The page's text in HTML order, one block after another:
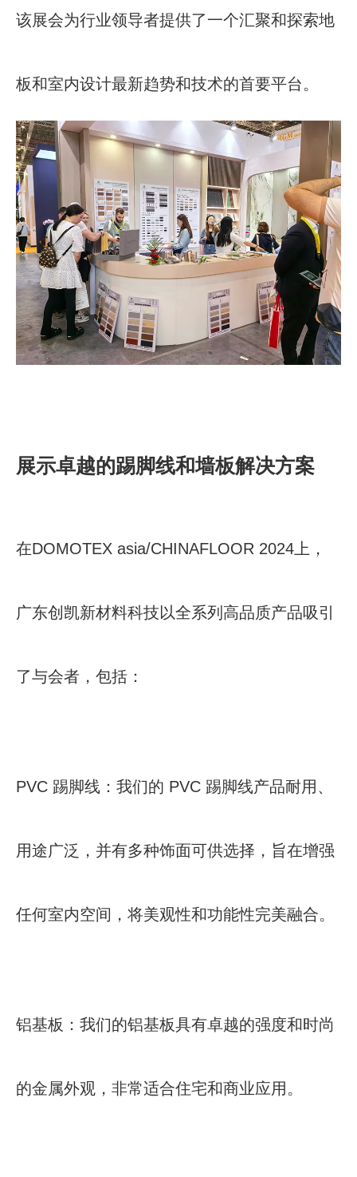
该展会为行业领导者提供了一个汇聚和探索地
板和室内设计最新趋势和技术的首要平台。
展示卓越的踢脚线和墙板解决方案
在DOMOTEX asia/CHINAFLOOR 2024上，
广东创凯新材料科技以全系列高品质产品吸引
了与会者，包括：
PVC 踢脚线：我们的 PVC 踢脚线产品耐用、
用途广泛，并有多种饰面可供选择，旨在增强
任何室内空间，将美观性和功能性完美融合。
铝基板：我们的铝基板具有卓越的强度和时尚
的金属外观，非常适合住宅和商业应用。